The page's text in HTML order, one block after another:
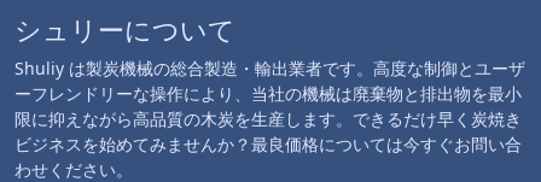
シュリーについて
Shuliy は製炭機械の総合製造・輸出業者です。高度な制御とユーザ
ーフレンドリーな操作により、当社の機械は廃棄物と排出物を最小
限に抑えながら高品質の木炭を生産します。できるだけ早く炭焼き
ビジネスを始めてみませんか？最良価格については今すぐお問い合
わせください。